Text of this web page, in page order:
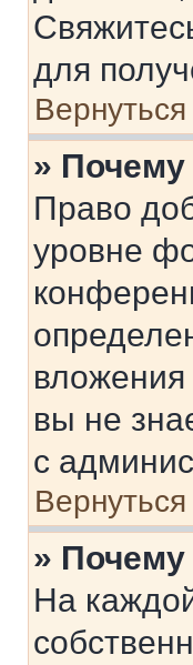
для
» Почему
Право
уровне
вы не
с
»
На